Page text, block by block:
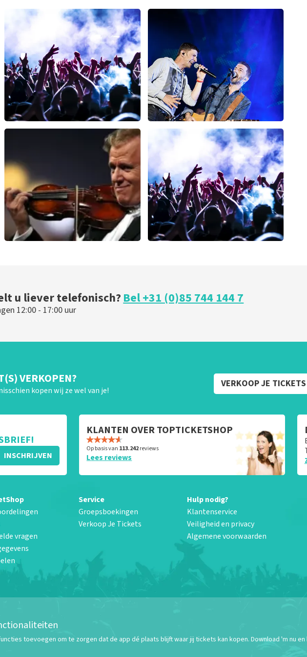
Clouseau
laatste 30 minuten
BESTEL NU
u liever telefonisch?Bel +31 (0)85 744 144 7
12:00 - 17:00 uur
VERKOPEN?
kopen wij ze wel van je!
VERKOOP JE TICKETS
INSCHRIJVEN
KLANTEN OVER TOPTICKETSHOP
Op basis van 113.242reviews
Lees reviews
vragen
Service
Groepsboekingen
Verkoop Je Tickets
Hulp nodig?
Klantenservice
Veiligheid en privacy
Algemene voorwaarden
toevoegen om te zorgen dat de app dé plaats blijft waar jij tickets kan kopen. Download 'm nu